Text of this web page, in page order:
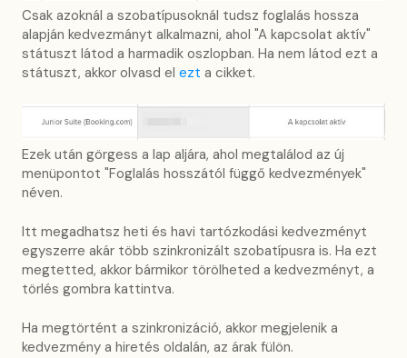
Csak azoknál a szobatípusoknál tudsz foglalás hossza
alapján kedvezmányt alkalmazni, ahol "A kapcsolat aktív"
státuszt látod a harmadik oszlopban. Ha nem látod ezt a
státuszt, akkor olvasd el ezt a cikket.
Ezek után görgess a lap aljára, ahol megtalálod az új
menüpontot "Foglalás hosszától függő kedvezmények"
néven.
Itt megadhatsz heti és havi tartózkodási kedvezményt
egyszerre akár több szinkronizált szobatípusra is. Ha ezt
megtetted, akkor bármikor törölheted a kedvezményt, a
törlés gombra kattintva.
Ha megtörtént a szinkronizáció, akkor megjelenik a
kedvezmény a hiretés oldalán, az árak fülön.